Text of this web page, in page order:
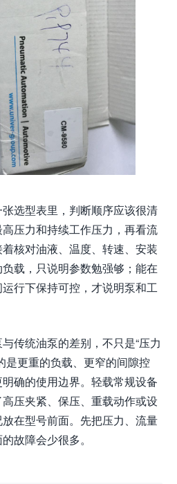
选型表里，判断顺序应该很清
压力和持续工作压力，再看流
核对油液、温度、转速、安装
载，只说明参数勉强够；能在
行下保持可控，才说明泵和工
传统油泵的差别，不只是“压力
是更重的负载、更窄的间隙控
确的使用边界。轻载常规设备
压夹紧、保压、重载动作或设
在型号前面。先把压力、流量
故障会少很多。